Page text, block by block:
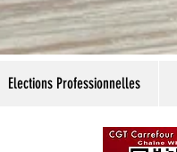
Elections Professionnelles